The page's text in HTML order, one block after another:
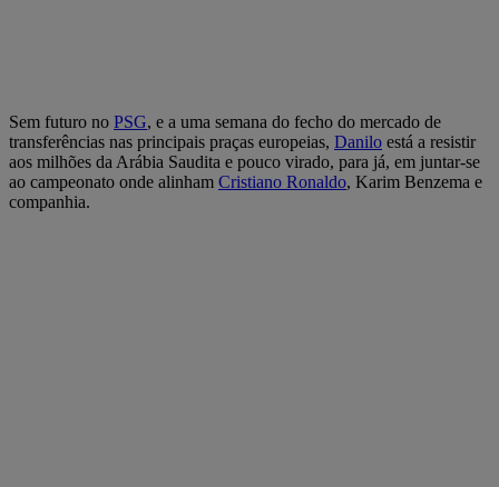
Sem futuro no PSG, e a uma semana do fecho do mercado de
transferências nas principais praças europeias, Danilo está a resistir
aos milhões da Arábia Saudita e pouco virado, para já, em juntar-se
ao campeonato onde alinham Cristiano Ronaldo, Karim Benzema e
companhia.